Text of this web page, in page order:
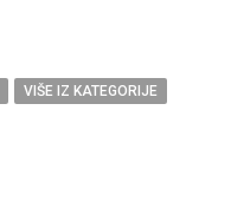
VIŠE IZ KATEGORIJE